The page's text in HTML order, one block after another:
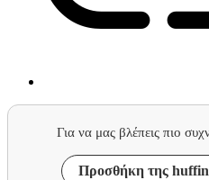
Για να μας βλέπεις πιο
Προσθήκη της